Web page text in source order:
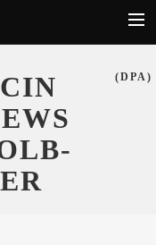
(DPA)